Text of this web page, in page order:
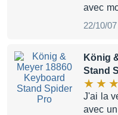
avec
22/10/07
König
Stand
J'ai la
avec